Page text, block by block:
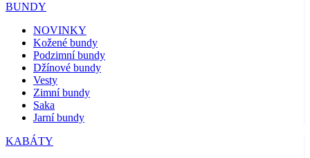
BUNDY
NOVINKY
Kožené bundy
Podzimní bundy
Džínové bundy
Vesty
Zimní bundy
Saka
Jarní bundy
KABÁTY